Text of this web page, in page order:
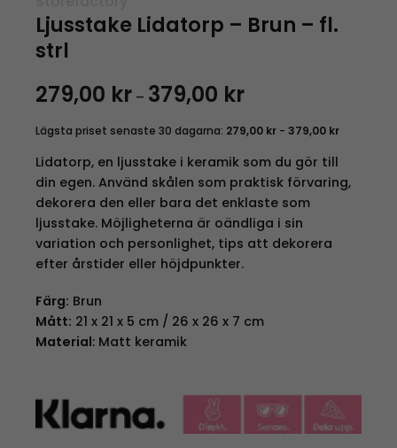
Ljusstake Lidatorp – Brun – fl.
strl
279,00 kr – 379,00 krPrisintervall:
379,00 kr
Lägsta priset senaste 30 dagarna: 279,00 kr- 379,00 kr
Lidatorp, en ljusstake i keramik som du gör till
din egen. Använd skålen som praktisk förvaring,
dekorera den eller bara det enklaste som
ljusstake. Möjligheterna är oändliga i sin
variation och personlighet, tips att dekorera
efter årstider eller höjdpunkter.
Färg: Brun
Mått: 21 x 21 x 5 cm / 26 x 26 x 7 cm
Material: Matt keramik